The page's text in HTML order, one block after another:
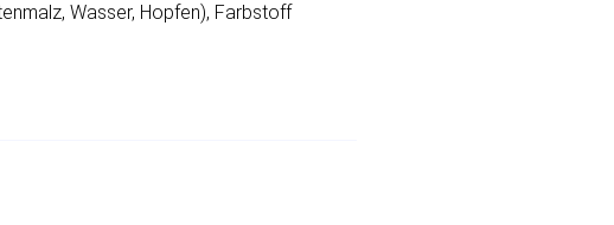
Wasser, Hopfen), Farbstoff